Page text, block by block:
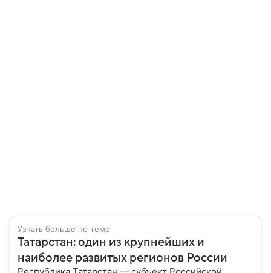
Узнать больше по теме
Татарстан: один из крупнейших и
наиболее развитых регионов России